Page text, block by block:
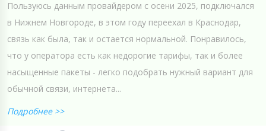
Пользуюсь данным провайдером с осени 2025, подключался
в Нижнем Новгороде, в этом году переехал в Краснодар,
связь как была, так и остается нормальной. Понравилось,
что у оператора есть как недорогие тарифы, так и более
насыщенные пакеты - легко подобрать нужный вариант для
обычной связи, интернета...
Подробнее >>